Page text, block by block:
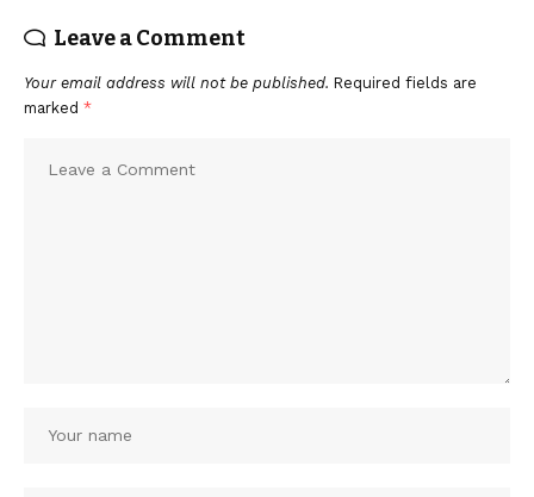
Leave a Comment
Your email address will not be published. Required fields are
marked *